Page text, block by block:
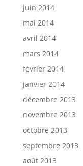
juin 2014
mai 2014
avril 2014
mars 2014
février 2014
janvier 2014
décembre 2013
novembre 2013
octobre 2013
septembre 2013
août 2013